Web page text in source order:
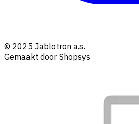
© 2025 Jablotron a.s.
Gemaakt door Shopsys